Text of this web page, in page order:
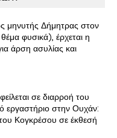
μηνυτής Δήμητρας στον
φυσικά), έρχεται η
άρση ασυλίας και
σε διαρροή του
εργαστήριο στην Ουχάν:
Κογκρέσου σε έκθεσή